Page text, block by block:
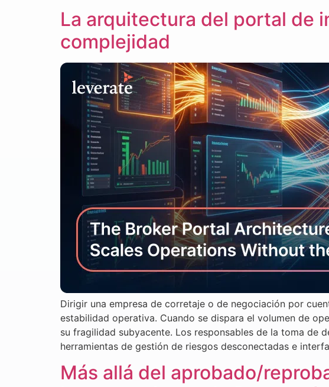
La arquitectura del portal de
complejidad
Dirigir una empresa de corretaje o de negociación por
estabilidad operativa. Cuando se dispara el volumen de
su fragilidad subyacente. Los responsables de la toma de
herramientas de gestión de riesgos desconectadas e
Más allá del aprobado/